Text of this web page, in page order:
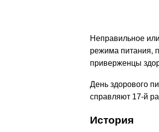
Неправильное
режима питания,
приверженцы
День здорового
справляют 17-й
История